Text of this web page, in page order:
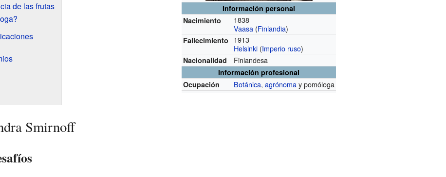
Información personal
Nacimiento
1838
Vaasa (Finlandia)
Fallecimiento
1913
Helsinki (Imperio ruso)
Nacionalidad Finlandesa
Información profesional
Ocupación
Botánica,agrónomay pomóloga
de las frutas
Smirnoff